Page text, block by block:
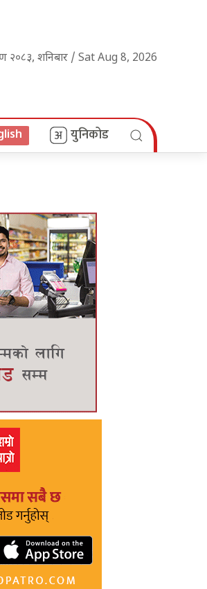
२०८३, शनिबार / Sat Aug 8, 2026
युनिकोड